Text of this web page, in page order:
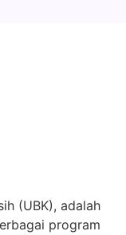
(UBK), adalah
program